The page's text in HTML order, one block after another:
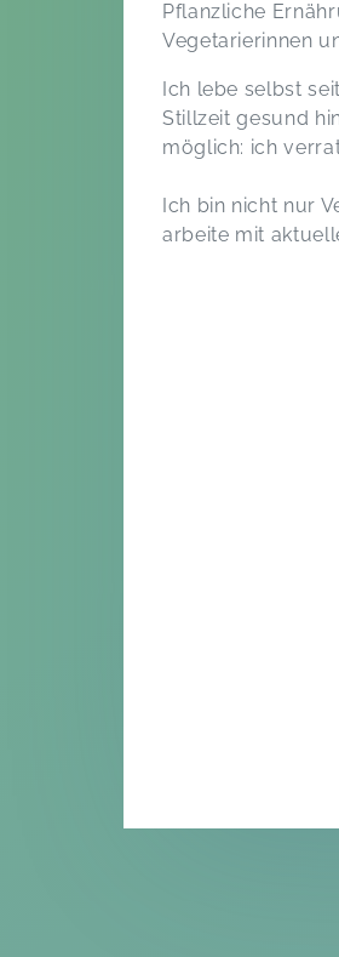
Pflanzliche
Vegetarierinnen
Ich lebe selbst
Stillzeit gesund
möglich: ich
Ich bin nicht nur
arbeite mit